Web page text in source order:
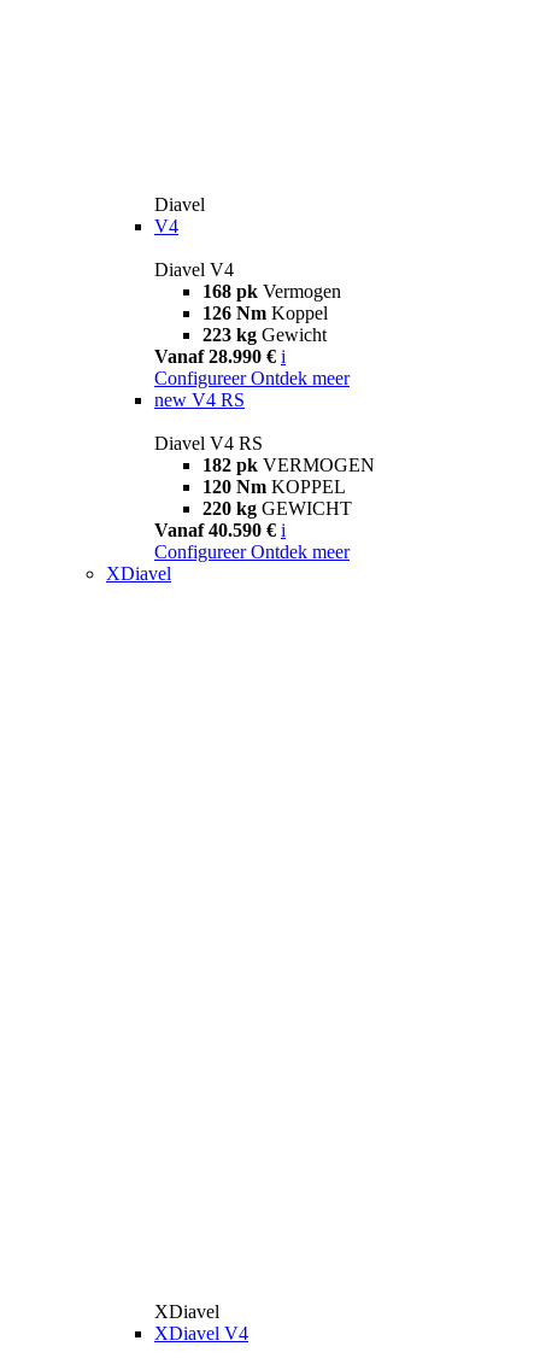
Diavel
V4
Diavel V4
168 pk Vermogen
126 Nm Koppel
223 kg Gewicht
Vanaf 28.990 € i
Configureer Ontdek meer
new V4 RS
Diavel V4 RS
182 pk VERMOGEN
120 Nm KOPPEL
220 kg GEWICHT
Vanaf 40.590 € i
Configureer Ontdek meer
XDiavel
XDiavel
XDiavel V4